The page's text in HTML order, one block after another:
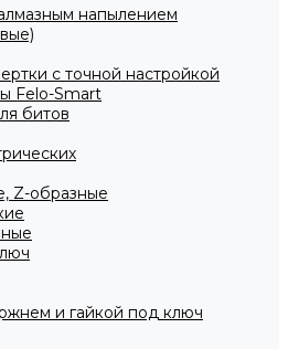
напылением
с точной настройкой
Felo-Smart
битов
Z-образные
и гайкой под ключ